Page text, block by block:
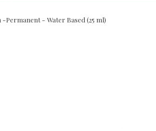
Permanent - Water Based (25 ml)